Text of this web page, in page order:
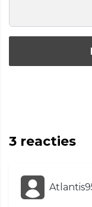
3 reacties